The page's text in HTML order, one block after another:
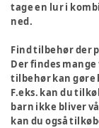
tage en lur i
ned.
Find tilbehør der
Der findes
tilbehør kan gøre
F.eks. kan du
barn ikke bliver
kan du også